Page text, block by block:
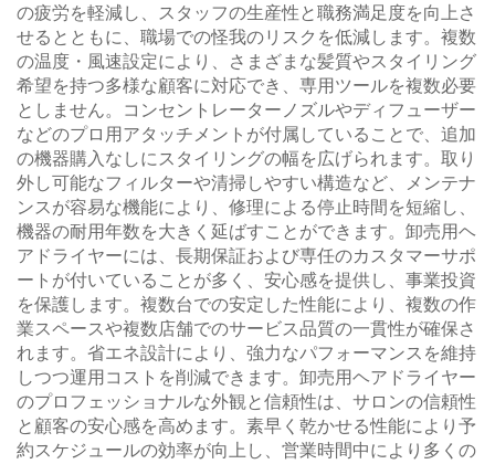
の疲労を軽減し、スタッフの生産性と職務満足度を向上さ
せるとともに、職場での怪我のリスクを低減します。複数
の温度・風速設定により、さまざまな髪質やスタイリング
希望を持つ多様な顧客に対応でき、専用ツールを複数必要
としません。コンセントレーターノズルやディフューザー
などのプロ用アタッチメントが付属していることで、追加
の機器購入なしにスタイリングの幅を広げられます。取り
外し可能なフィルターや清掃しやすい構造など、メンテナ
ンスが容易な機能により、修理による停止時間を短縮し、
機器の耐用年数を大きく延ばすことができます。卸売用ヘ
アドライヤーには、長期保証および専任のカスタマーサポ
ートが付いていることが多く、安心感を提供し、事業投資
を保護します。複数台での安定した性能により、複数の作
業スペースや複数店舗でのサービス品質の一貫性が確保さ
れます。省エネ設計により、強力なパフォーマンスを維持
しつつ運用コストを削減できます。卸売用ヘアドライヤー
のプロフェッショナルな外観と信頼性は、サロンの信頼性
と顧客の安心感を高めます。素早く乾かせる性能により予
約スケジュールの効率が向上し、営業時間中により多くの